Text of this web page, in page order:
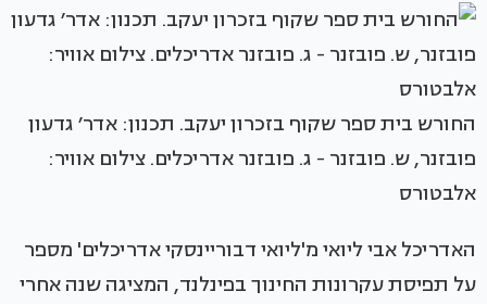
החורש בית ספר שקוף בזכרון יעקב. תכנון: אדר׳ גדעון
פובזנר, ש. פובזנר - ג. פובזנר אדריכלים. צילום אוויר:
אלבטורס
האדריכל אבי ליואי מ'ליואי דבוריינסקי אדריכלים' מספר
על תפיסת עקרונות החינוך בפינלנד, המציגה שנה אחרי